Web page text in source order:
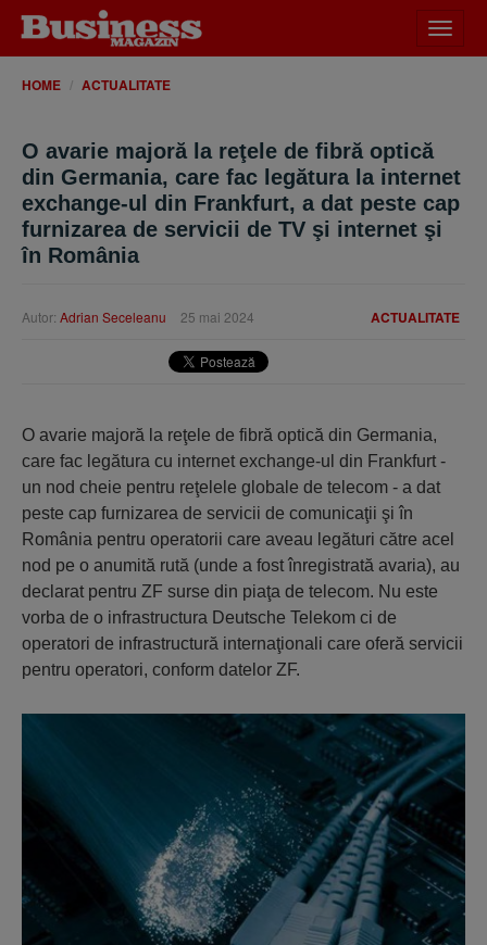
meniu
HOME ACTUALITATE
O avarie majoră la reţele de fibră optică
din Germania, care fac legătura la internet
exchange-ul din Frankfurt, a dat peste cap
furnizarea de servicii de TV şi internet şi
în România
ACTUALITATE
Autor: Adrian Seceleanu 25 mai 2024
O avarie majoră la reţele de fibră optică din Germania,
care fac legătura cu internet exchange-ul din Frankfurt -
un nod cheie pentru reţelele globale de telecom - a dat
peste cap furnizarea de servicii de comunicaţii şi în
România pentru operatorii care aveau legături către acel
nod pe o anumită rută (unde a fost înregistrată avaria), au
declarat pentru ZF surse din piaţa de telecom. Nu este
vorba de o infrastructura Deutsche Telekom ci de
operatori de infrastructură internaţionali care oferă servicii
pentru operatori, conform datelor ZF.